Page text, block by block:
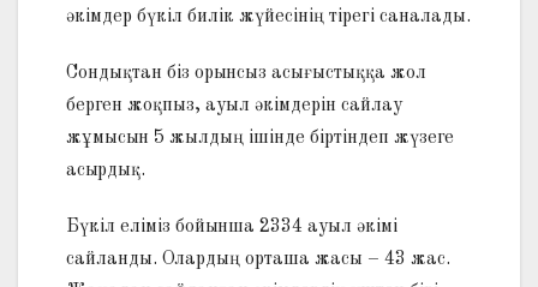
әкімдер бүкіл билік жүйесінің тірегі саналады.
Сондықтан біз орынсыз асығыстыққа жол
берген жоқпыз, ауыл әкімдерін сайлау
жұмысын 5 жылдың ішінде біртіндеп жүзеге
асырдық.
Бүкіл еліміз бойынша 2334 ауыл әкімі
сайланды. Олардың орташа жасы – 43 жас.